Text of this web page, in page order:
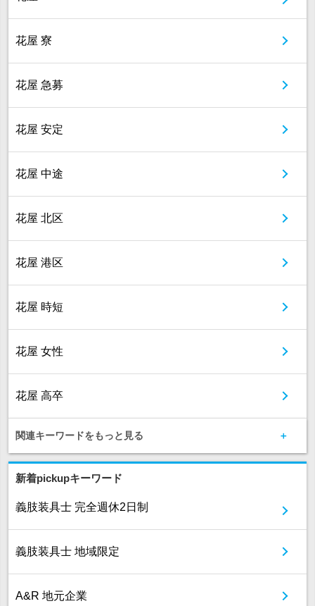
花屋 寮
花屋 急募
花屋 安定
花屋 中途
花屋 北区
花屋 港区
花屋 時短
花屋 女性
花屋 高卒
関連キーワードをもっと見る
新着pickupキーワード
義肢装具士 完全週休2日制
義肢装具士 地域限定
A&R 地元企業